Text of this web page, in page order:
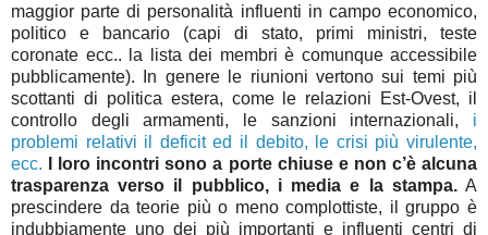
maggior parte di personalità influenti in campo economico,
politico e bancario (capi di stato, primi ministri, teste
coronate ecc.. la lista dei membri è comunque accessibile
pubblicamente). In genere le riunioni vertono sui temi più
scottanti di politica estera, come le relazioni Est-Ovest, il
controllo degli armamenti, le sanzioni internazionali, i
problemi relativi il deficit ed il debito, le crisi più virulente,
ecc.
I loro incontri sono a porte chiuse e non c’è alcuna
trasparenza verso il pubblico, i media e la stampa.A
prescindere da teorie più o meno complottiste, il gruppo è
indubbiamente uno dei più importanti e influenti centri di